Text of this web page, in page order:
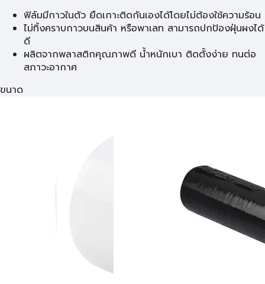
ฟิล์มมีกาวในตัว ยืดเกาะติดกันเองได้โดยไม่ต้องใช้ความร้อน
ไม่ทิ้งคราบกาวบนสินค้า หรือพาเลท สามารถปกป้องฝุ่นผงได้
ดี
ผลิตจากพลาสติกคุณภาพดี น้ำหนักเบา ติดตั้งง่าย ทนต่อ
สภาวะอากาศ
ขนาด